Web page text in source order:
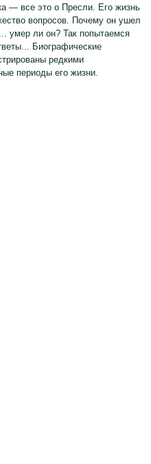
— все это о Пресли. Его жизнь
вопросов. Почему он ушел
умер ли он? Так попытаемся
Биографические
редкими
периоды его жизни.